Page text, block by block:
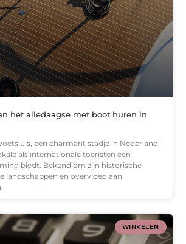
het alledaagse met boot huren in
een charmant stadje in Nederland
als internationale toeristen een
biedt. Bekend om zijn historische
landschappen en overvloed aan
WINKELEN